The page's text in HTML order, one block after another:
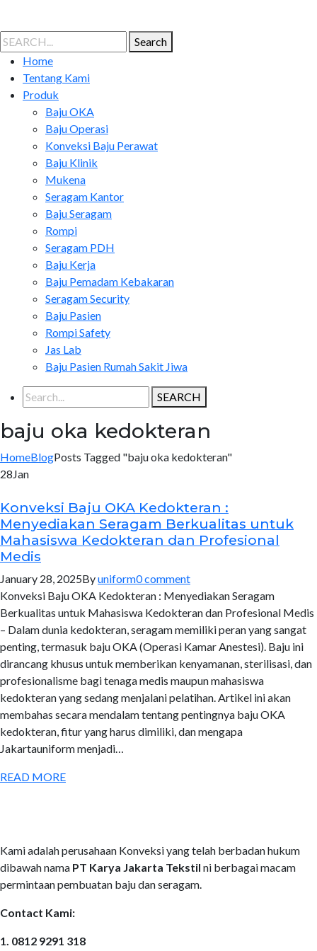
Search
for:
Search
Home
Tentang Kami
Produk
Baju OKA
Baju Operasi
Konveksi Baju Perawat
Baju Klinik
Mukena
Seragam Kantor
Baju Seragam
Rompi
Seragam PDH
Baju Kerja
Baju Pemadam Kebakaran
Seragam Security
Baju Pasien
Rompi Safety
Jas Lab
Baju Pasien Rumah Sakit Jiwa
SEARCH
baju oka kedokteran
HomeBlogPosts Tagged "baju oka kedokteran"
28Jan
Konveksi Baju OKA Kedokteran :
Menyediakan Seragam Berkualitas untuk
Mahasiswa Kedokteran dan Profesional
Medis
January 28, 2025Byuniform0 comment
Konveksi Baju OKA Kedokteran : Menyediakan Seragam
Berkualitas untuk Mahasiswa Kedokteran dan Profesional Medis
– Dalam dunia kedokteran, seragam memiliki peran yang sangat
penting, termasuk baju OKA (Operasi Kamar Anestesi). Baju ini
dirancang khusus untuk memberikan kenyamanan, sterilisasi, dan
profesionalisme bagi tenaga medis maupun mahasiswa
kedokteran yang sedang menjalani pelatihan. Artikel ini akan
membahas secara mendalam tentang pentingnya baju OKA
kedokteran, fitur yang harus dimiliki, dan mengapa
Jakartauniform menjadi…
READ MORE
Kami adalah perusahaan Konveksi yang telah berbadan hukum
dibawah nama PT Karya Jakarta Tekstil ni berbagai macam
permintaan pembuatan baju dan seragam.
Contact Kami:
1. 0812 9291 318